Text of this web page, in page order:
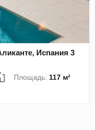
Испания 3
Площадь: 117 м²